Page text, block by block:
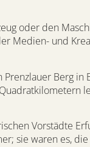
oder den
Medien- und
Berg
Vorstädte
sie waren es,